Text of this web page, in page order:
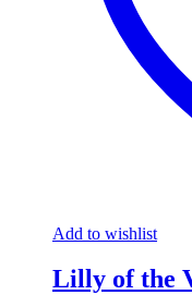
Add to wishlist
Lilly of the